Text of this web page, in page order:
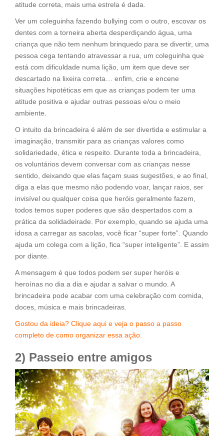
atitude correta, mais uma estrela é dada.
Ver um coleguinha fazendo bullying com o outro, escovar os
dentes com a torneira aberta desperdiçando água, uma
criança que não tem nenhum brinquedo para se divertir, uma
pessoa cega tentando atravessar a rua, um coleguinha que
está com dificuldade numa lição, um item que deve ser
descartado na lixeira correta… enfim, crie e encene
situações hipotéticas em que as crianças podem ter uma
atitude positiva e ajudar outras pessoas e/ou o meio
ambiente.
O intuito da brincadeira é além de ser divertida e estimular a
imaginação, transmitir para as crianças valores como
solidariedade, ética e respeito. Durante toda a brincadeira,
os voluntários devem conversar com as crianças nesse
sentido, deixando que elas façam suas sugestões, e ao final,
diga a elas que mesmo não podendo voar, lançar raios, ser
invisível ou qualquer coisa que heróis geralmente fazem,
todos temos super poderes que são despertados com a
prática da solidadeirade. Por exemplo, quando se ajuda uma
idosa a carregar as sacolas, você ficar “super forte”. Quando
ajuda um colega com a lição, fica “super inteligente”. E assim
por diante.
A mensagem é que todos podem ser super heróis e
heroínas no dia a dia e ajudar a salvar o mundo. A
brincadeira pode acabar com uma celebração com comida,
doces, música e mais brincadeiras.
Gostou da ideia? Clique aqui e veja o passo a passo
completo de como organizar essa ação.
2) Passeio entre amigos